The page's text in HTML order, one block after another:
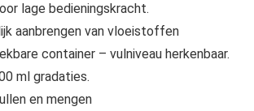
lage bedieningskracht.
aanbrengen van vloeistoffen
container – vulniveau herkenbaar.
ml gradaties.
en mengen